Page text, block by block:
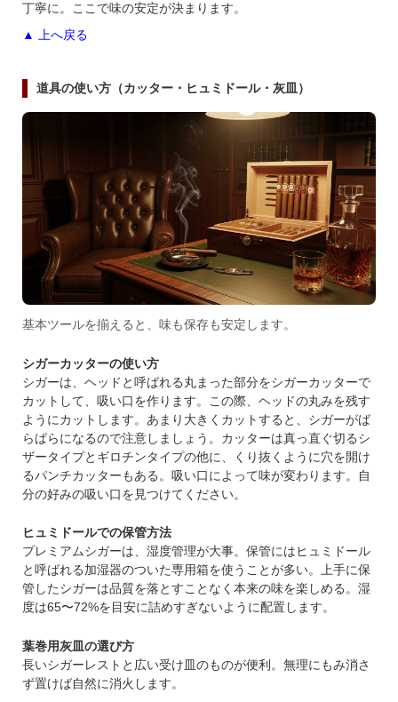
丁寧に。ここで味の安定が決まります。
▲ 上へ戻る
道具の使い方（カッター・ヒュミドール・灰皿）
基本ツールを揃えると、味も保存も安定します。
シガーカッターの使い方
シガーは、ヘッドと呼ばれる丸まった部分をシガーカッターで
カットして、吸い口を作ります。この際、ヘッドの丸みを残す
ようにカットします。あまり大きくカットすると、シガーがば
らばらになるので注意しましょう。カッターは真っ直ぐ切るシ
ザータイプとギロチンタイプの他に、くり抜くように穴を開け
るパンチカッターもある。吸い口によって味が変わります。自
分の好みの吸い口を見つけてください。
ヒュミドールでの保管方法
プレミアムシガーは、湿度管理が大事。保管にはヒュミドール
と呼ばれる加湿器のついた専用箱を使うことが多い。上手に保
管したシガーは品質を落とすことなく本来の味を楽しめる。湿
度は65〜72%を目安に詰めすぎないように配置します。
葉巻用灰皿の選び方
長いシガーレストと広い受け皿のものが便利。無理にもみ消さ
ず置けば自然に消火します。